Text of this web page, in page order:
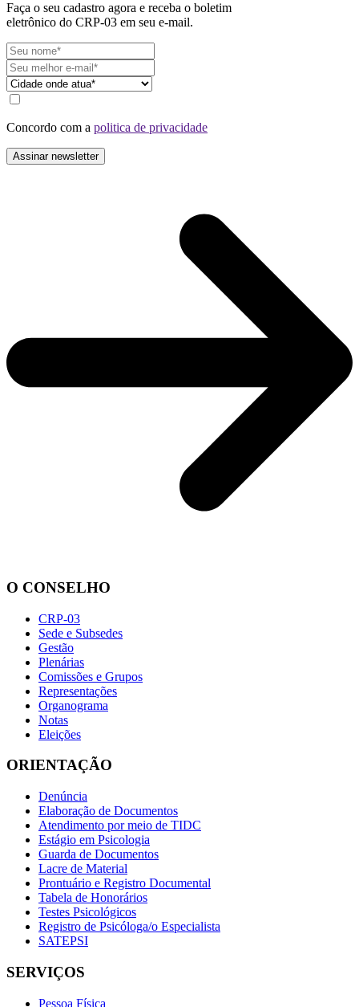
Faça o seu cadastro agora e receba o boletim
eletrônico do CRP-03 em seu e-mail.
Concordo com a politica de privacidade
O CONSELHO
CRP-03
Sede e Subsedes
Gestão
Plenárias
Comissões e Grupos
Representações
Organograma
Notas
Eleições
ORIENTAÇÃO
Denúncia
Elaboração de Documentos
Atendimento por meio de TIDC
Estágio em Psicologia
Guarda de Documentos
Lacre de Material
Prontuário e Registro Documental
Tabela de Honorários
Testes Psicológicos
Registro de Psicóloga/o Especialista
SATEPSI
SERVIÇOS
Pessoa Física